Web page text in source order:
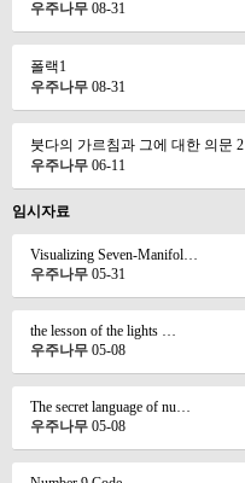
우주나무 08-31
폴랙1
우주나무 08-31
붓다의 가르침과 그에 대한 의문 2
우주나무 06-11
임시자료
Visualizing Seven-Manifol…
우주나무 05-31
the lesson of the lights …
우주나무 05-08
The secret language of nu…
우주나무 05-08